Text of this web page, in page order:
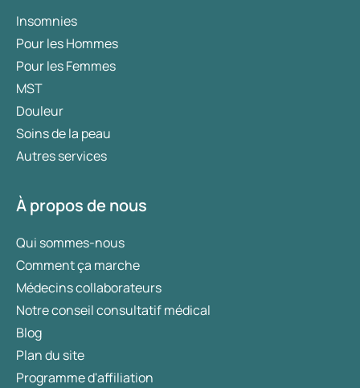
Insomnies
Pour les Hommes
Pour les Femmes
MST
Douleur
Soins de la peau
Autres services
À propos de nous
Qui sommes-nous
Comment ça marche
Médecins collaborateurs
Notre conseil consultatif médical
Blog
Plan du site
Programme d'affiliation